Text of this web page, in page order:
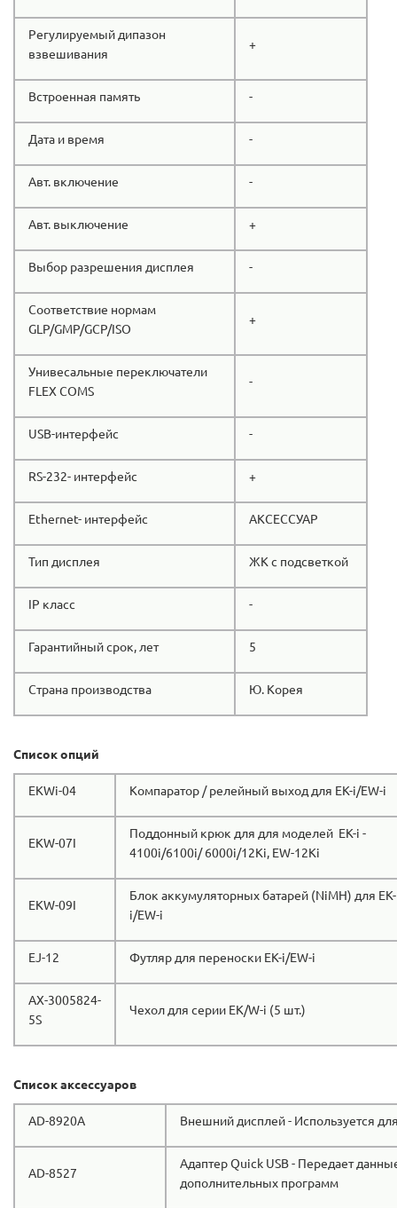
Регулируемый дипазон
взвешивания
+
Встроенная память -
Дата и время -
Авт. включение -
Авт. выключение +
Выбор разрешения дисплея -
Соответствие нормам
GLP/GMP/GCP/ISO
+
Унивесальные переключатели
FLEX COMS
-
USB-интерфейс -
RS-232- интерфейс +
Ethernet- интерфейс АКСЕССУАР
Тип дисплея ЖК с подсветкой
IP класс -
Гарантийный срок, лет 5
Страна производства Ю. Корея
Список опций
EKWi-04 Компаратор / релейный выход для EK-i/EW-i
EKW-07I
Поддонный крюк для для моделей EK-i -
4100i/6100i/ 6000i/12Ki, EW-12Ki
EKW-09I
Блок аккумуляторных батарей (NiMH) для EK-
i/EW-i
EJ-12 Футляр для переноски EK-i/EW-i
AX-3005824-
5S
Чехол для серии EK/W-i (5 шт.)
Список аксессуаров
AD-8920A Внешний дисплей - Используется
AD-8527
Адаптер Quick USB - Передает
дополнительных программ